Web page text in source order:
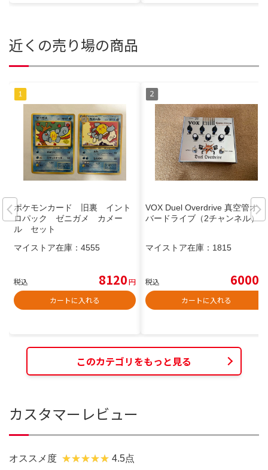
近くの売り場の商品
ポケモンカード 旧裏 イント
ロパック ゼニガメ カメー
ル セット
マイストア在庫： 4555
税込 8120円
カートに入れる
VOX Duel Overdrive 真空管オー
バードライブ（2チャンネル）
マイストア在庫： 1815
税込 6000
カートに入れる
このカテゴリをもっと見る
カスタマーレビュー
オススメ度 4.5点